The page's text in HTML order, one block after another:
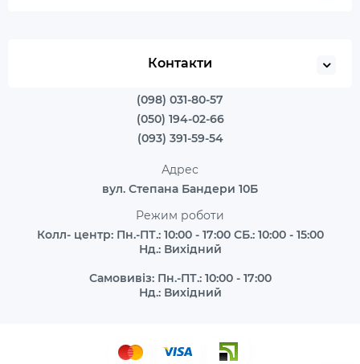
Контакти
(098) 031-80-57
(050) 194-02-66
(093) 391-59-54
Адрес
вул. Степана Бандери 10Б
Режим роботи
Колл- центр: Пн.-ПТ.: 10:00 - 17:00 СБ.: 10:00 - 15:00
Нд.: Вихідний
Самовивіз: Пн.-ПТ.: 10:00 - 17:00
Нд.: Вихідний